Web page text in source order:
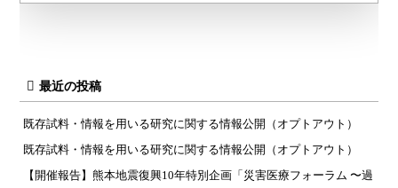
最近の投稿
既存試料・情報を用いる研究に関する情報公開（オプトアウト）
既存試料・情報を用いる研究に関する情報公開（オプトアウト）
【開催報告】熊本地震復興10年特別企画「災害医療フォーラム 〜過